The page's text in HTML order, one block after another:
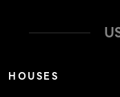
กับสมาชิกคนอื่น ๆ ใ
HOUSES